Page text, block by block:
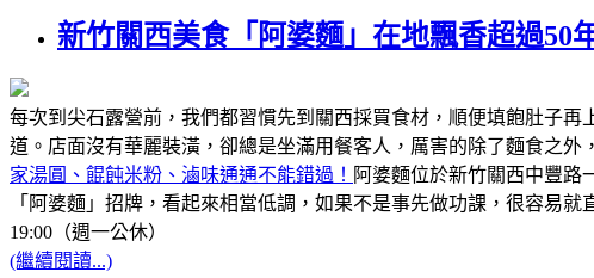
新竹關西美食「阿婆麵」在地飄香超過50
每次到尖石露營前，我們都習慣先到關西採買食材，順便填飽肚子
道。店面沒有華麗裝潢，卻總是坐滿用餐客人，厲害的除了麵食之
家湯圓、餛飩米粉、滷味通通不能錯過！ 阿婆麵位於新竹關西中豐路
「阿婆麵」招牌，看起來相當低調，如果不是事先做功課，很容易就
19:00（週一公休）
(繼續閱讀...)